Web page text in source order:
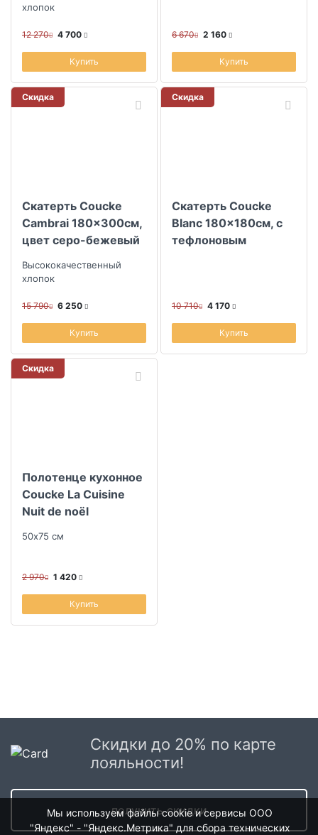
хлопок
12 270 4 700
Купить
6 670 2 160
Купить
Скидка
Скатерть Coucke
Cambrai 180x300см,
цвет серо-бежевый
Высококачественный
хлопок
15 790 6 250
Купить
Скидка
Скатерть Coucke
Blanc 180x180см, с
тефлоновым
10 710 4 170
Купить
Скидка
Полотенце кухонное
Coucke La Cuisine
Nuit de noël
50х75 см
2 970 1 420
Купить
Скидки до 20% по карте
лояльности!
получить скидки
Мы используем файлы cookie и сервисы ООО
"Яндекс" - "Яндекс.Метрика" для сбора технических